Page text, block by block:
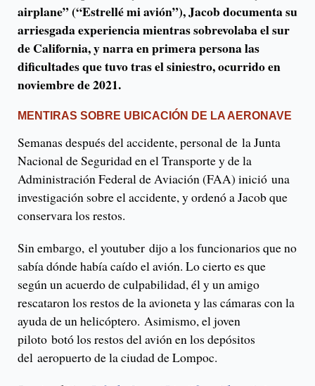
airplane” (“Estrellé mi avión”), Jacob documenta su
arriesgada experiencia mientras sobrevolaba el sur
de California, y narra en primera persona las
dificultades que tuvo tras el siniestro, ocurrido en
noviembre de 2021.
MENTIRAS SOBRE UBICACIÓN DE LA AERONAVE
Semanas después del accidente, personal de la Junta
Nacional de Seguridad en el Transporte y de la
Administración Federal de Aviación (FAA) inició una
investigación sobre el accidente, y ordenó a Jacob que
conservara los restos.
Sin embargo, el youtuber dijo a los funcionarios que no
sabía dónde había caído el avión. Lo cierto es que
según un acuerdo de culpabilidad, él y un amigo
rescataron los restos de la avioneta y las cámaras con la
ayuda de un helicóptero. Asimismo, el joven
piloto botó los restos del avión en los depósitos
del aeropuerto de la ciudad de Lompoc.